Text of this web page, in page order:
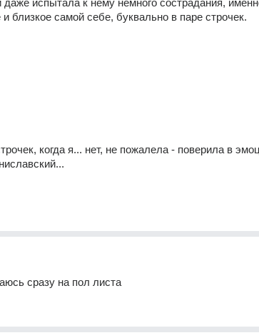
испытала к нему немного сострадания,
близкое самой себе, буквально в паре строчек.
когда я... нет, не пожалела - поверила в
сразу на пол листа